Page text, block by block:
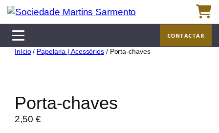
Saltar
para
conteúdo
CONTACTAR
Início/ Papelaria | Acessórios/ Porta-chaves
Porta-chaves
2,50 €